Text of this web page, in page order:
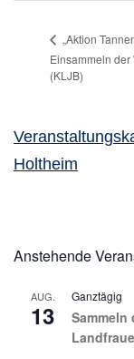
„Aktion
Einsammeln
(KLJB)
Holtheim
Anstehende
AUG.
13
Ganztägig
Sammeln